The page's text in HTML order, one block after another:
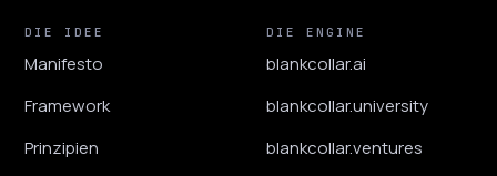
DIE IDEE
Manifesto
Framework
Prinzipien
DIE ENGINE
blankcollar.ai
blankcollar.university
blankcollar.ventures